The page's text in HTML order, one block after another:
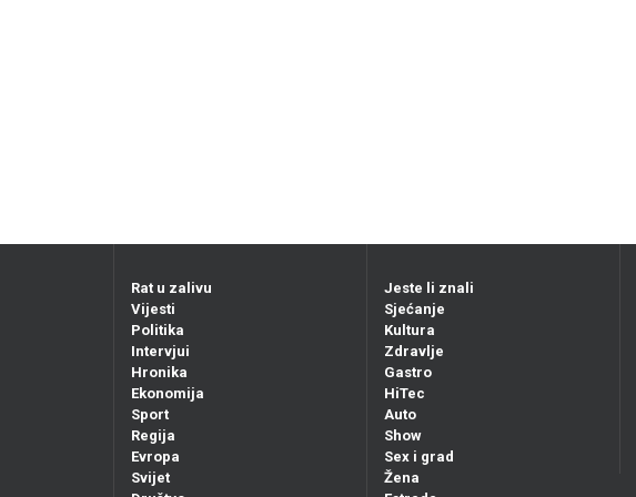
Rat u zalivu
Vijesti
Politika
Intervjui
Hronika
Ekonomija
Sport
Regija
Evropa
Svijet
Jeste li znali
Sjećanje
Kultura
Zdravlje
Gastro
HiTec
Auto
Show
Sex i grad
Žena